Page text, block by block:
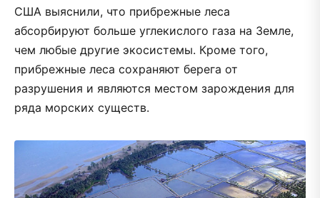
США выяснили, что прибрежные леса
абсорбируют больше углекислого газа на Земле,
чем любые другие экосистемы. Кроме того,
прибрежные леса сохраняют берега от
разрушения и являются местом зарождения для
ряда морских существ.